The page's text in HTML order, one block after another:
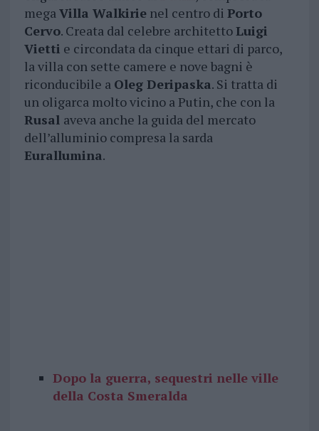
megaVilla Walkirienel centro di Porto
Cervo. Creata dal celebre architettoLuigi
Vietti e circondata da cinque ettari di parco,
la villa con sette camere e nove bagni è
riconducibile a Oleg Deripaska. Si tratta di
un oligarca molto vicino a Putin, che con la
Rusal aveva anche la guida del mercato
dell’alluminio compresa la sarda
Eurallumina.
Dopo la guerra, sequestri nelle ville
della Costa Smeralda